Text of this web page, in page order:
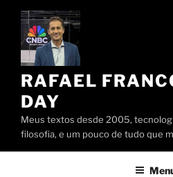
Pular
conteúdo
RAFAEL
DAY
Meus textos desde 2005,
filosofia, e um pouco de tudo que